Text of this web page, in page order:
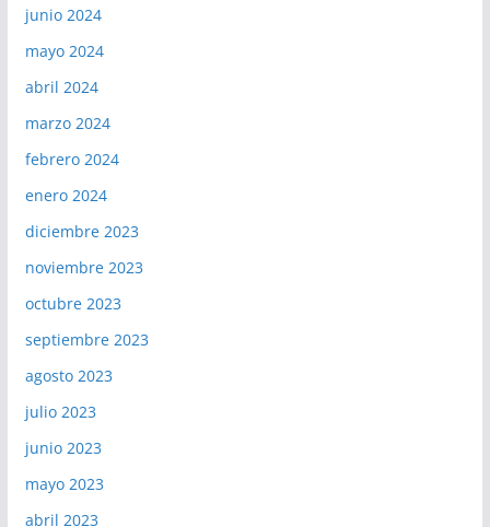
junio 2024
mayo 2024
abril 2024
marzo 2024
febrero 2024
enero 2024
diciembre 2023
noviembre 2023
octubre 2023
septiembre 2023
agosto 2023
julio 2023
junio 2023
mayo 2023
abril 2023